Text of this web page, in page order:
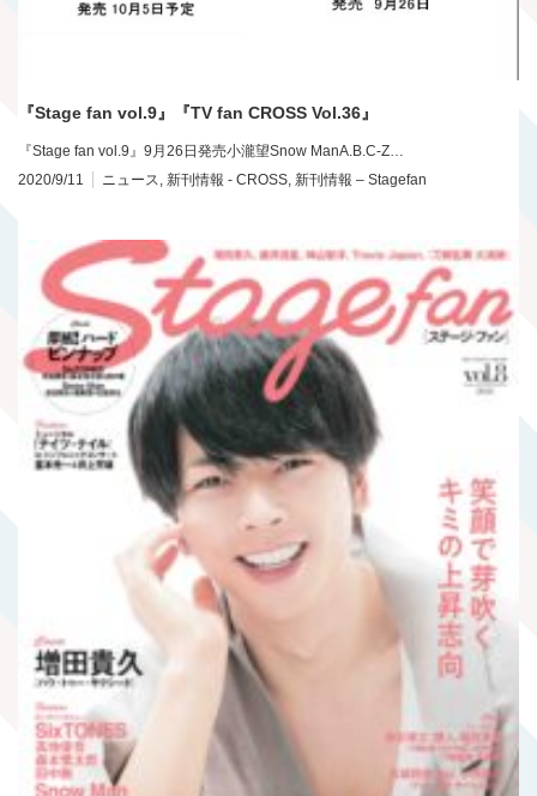
『Stage fan vol.9』『TV fan CROSS Vol.36』
『Stage fan vol.9』9月26日発売小瀧望Snow ManA.B.C-Z…
2020/9/11
ニュース, 新刊情報 - CROSS, 新刊情報 – Stagefan